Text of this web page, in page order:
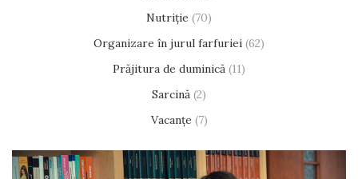
Nutriție (70)
Organizare în jurul farfuriei (62)
Prăjitura de duminică (11)
Sarcină (2)
Vacanțe (7)